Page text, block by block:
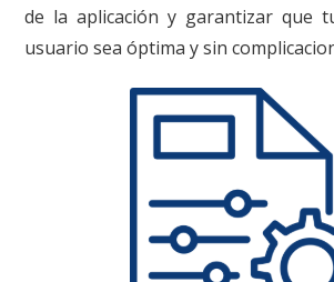
de la aplicación y garantizar que
usuario sea óptima y sin